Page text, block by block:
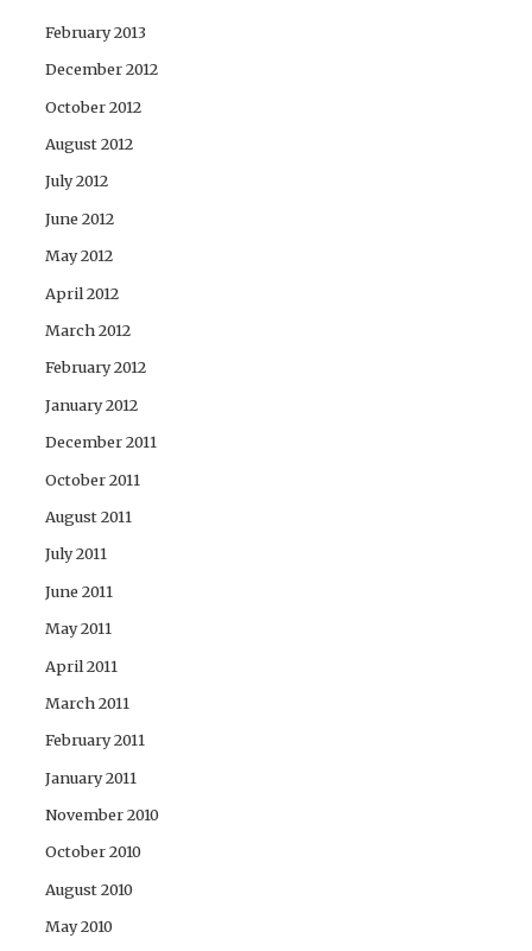
February 2013
December 2012
October 2012
August 2012
July 2012
June 2012
May 2012
April 2012
March 2012
February 2012
January 2012
December 2011
October 2011
August 2011
July 2011
June 2011
May 2011
April 2011
March 2011
February 2011
January 2011
November 2010
October 2010
August 2010
May 2010